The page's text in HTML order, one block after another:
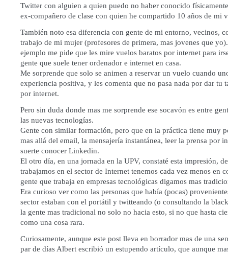
Twitter con alguien a quien puedo no haber conocido
ex-compañero de clase con quien he compartido 10 años de mi
También noto esa diferencia con gente de mi entorno, vecinos,
trabajo de mi mujer (profesores de primera, mas jovenes que
ejemplo me pide que les mire vuelos baratos por internet para
gente que suele tener ordenador e internet en casa.
Me sorprende que solo se animen a reservar un vuelo cuando
experiencia positiva, y les comenta que no pasa nada por dar tu
por internet.
Pero sin duda donde mas me sorprende ese socavón es entre
las nuevas tecnologías.
Gente con similar formación, pero que en la práctica tiene muy
mas allá del email, la mensajería instantánea, leer la prensa por
suerte conocer Linkedin.
El otro día, en una jornada en la UPV, constaté esta impresión,
trabajamos en el sector de Internet tenemos cada vez menos en
gente que trabaja en empresas tecnológicas digamos mas
Era curioso ver como las personas que había (pocas)
sector estaban con el portátil y twitteando (o consultando la
la gente mas tradicional no solo no hacia esto, si no que hasta
como una cosa rara.
Curiosamente, aunque este post lleva en borrador mas de una
par de días Albert escribió un estupendo artículo, que aunque